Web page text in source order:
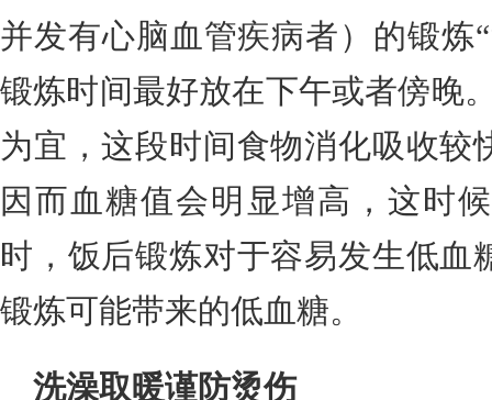
并发有心脑血管疾病者）的锻炼
锻炼时间最好放在下午或者傍晚
为宜，这段时间食物消化吸收较
因而血糖值会明显增高，这时
时，饭后锻炼对于容易发生低血
锻炼可能带来的低血糖。
洗澡取暖谨防烫伤